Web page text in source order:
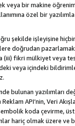
veya bir makine
özel bir
şekilde işleyişine
doğrudan
(iii) fikri mülkiyet veya
veya içindeki
bulunan
API’nin, Veri
koda çevirme,
hariç olmak üzere